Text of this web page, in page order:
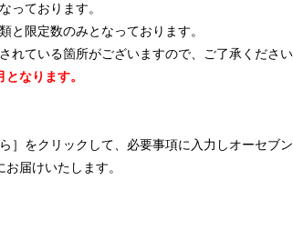
っております。
と限定数のみとなっております。
れている箇所がございますので、ご了承ください
なります。
］をクリックして、必要事項に入力しオーセブン
届けいたします。